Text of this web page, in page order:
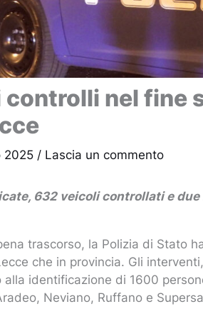
nel fine
2025 / Lascia un commento
632 veicoli controllati e
trascorso, la Polizia di Stato
che in provincia. Gli
alla identificazione di 1600
Neviano, Ruffano e